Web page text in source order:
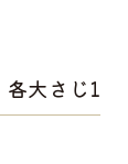
各大さじ1